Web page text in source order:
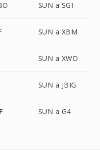
SUN a SGI
SUN a XBM
SUN a XWD
SUN a JBIG
SUN a G4